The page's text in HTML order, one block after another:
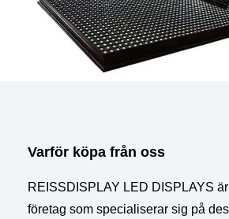
Varför köpa från oss
REISSDISPLAY LED DISPLAYS
företag som specialiserar sig på